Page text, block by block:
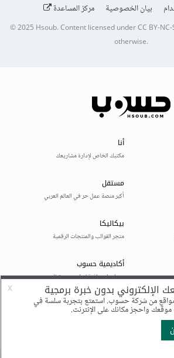
بيان الخصوصية مركز المساعدة
© 2025Hsoub.Content licensed underCC BY-
otherwise.